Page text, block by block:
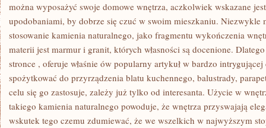
KOMFORTOWYM
można wyposażyć swoje domowe wnętrza, aczkolwiek wskazane
upodobaniami, by dobrze się czuć w swoim mieszkaniu. Niezwykle
stosowanie kamienia naturalnego, jako fragmentu wykończenia
materii jest marmur i granit, których własności są docenione.
stronce , oferuje właśnie ów popularny artykuł w bardzo
spożytkować do przyrządzenia blatu kuchennego, balustrady,
celu się go zastosuje, zależy już tylko od interesanta. Użycie w
takiego kamienia naturalnego powoduje, że wnętrza przyswajają
wskutek tego czemu zdumiewać, że we wszelkich w najwyższym